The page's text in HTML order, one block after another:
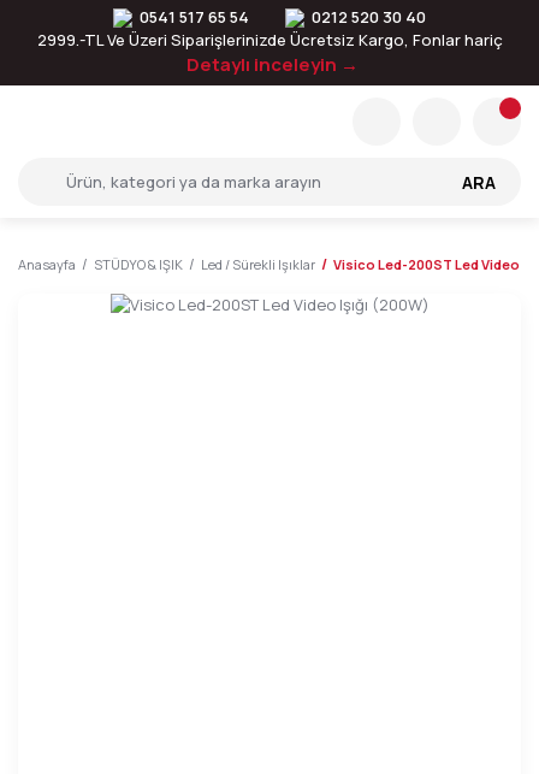
0541 517 65 54
0212 520 30 40
2999.-TL Ve Üzeri Siparişlerinizde Ücretsiz Kargo, Fonlar hariç
Detaylı inceleyin →
ARA
Anasayfa STÜDYO & IŞIK Led / Sürekli Işıklar Visico Led-200ST Led Video